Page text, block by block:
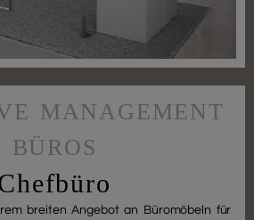
MANAGEMENT
BÜROS
breiten Angebot an Büromöbeln für